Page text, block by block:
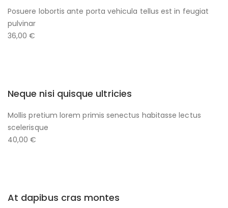
Posuere lobortis ante porta vehicula tellus est in feugiat
pulvinar
36,00 €
Neque nisi quisque ultricies
Mollis pretium lorem primis senectus habitasse lectus
scelerisque
40,00 €
At dapibus cras montes